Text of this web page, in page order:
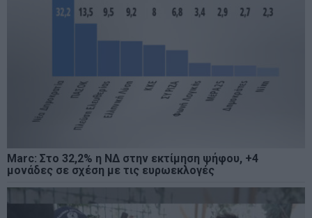
Marc: Στο 32,2% η ΝΔ στην εκτίμηση ψήφου, +4
μονάδες σε σχέση με τις ευρωεκλογές